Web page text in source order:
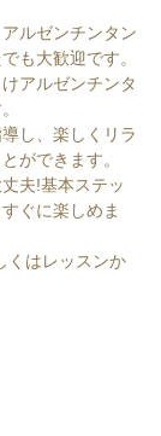
ルゼンチンタン
も大歓迎です。
アルゼンチンタ
し、楽しくリラ
ができます。
夫!基本ステッ
ぐに楽しめま
くはレッスンか